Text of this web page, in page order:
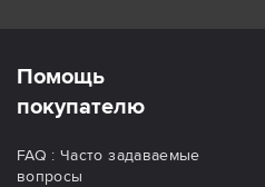
Помощь
покупателю
FAQ : Часто задаваемые
вопросы